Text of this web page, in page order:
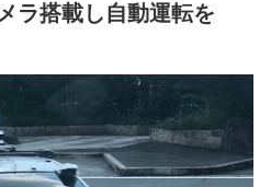
ラ搭載し自動運転を